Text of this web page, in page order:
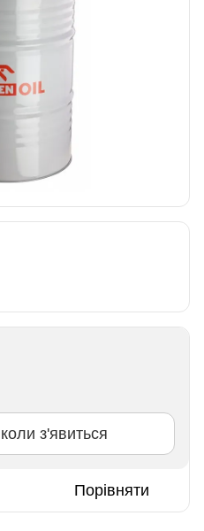
з'явиться
Порівняти